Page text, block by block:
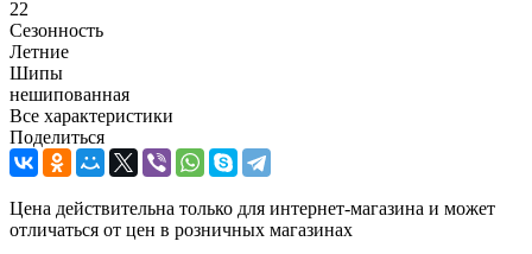
22
Сезонность
Летние
Шипы
нешипованная
Все характеристики
Поделиться
Цена действительна только для интернет-магазина и может
отличаться от цен в розничных магазинах